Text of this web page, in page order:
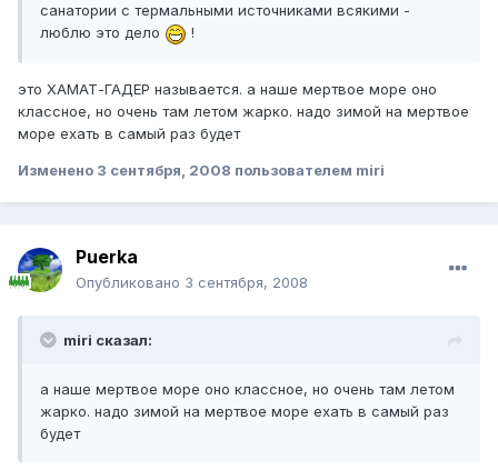
санатории с термальными источниками всякими -
люблю это дело
!
это ХАМАТ-ГАДЕР называется. а наше мертвое море оно
классное, но очень там летом жарко. надо зимой на мертвое
море ехать в самый раз будет
Изменено 3 сентября, 2008 пользователем miri
Puerka
Опубликовано 3 сентября, 2008
miri сказал:
а наше мертвое море оно классное, но очень там летом
жарко. надо зимой на мертвое море ехать в самый раз
будет